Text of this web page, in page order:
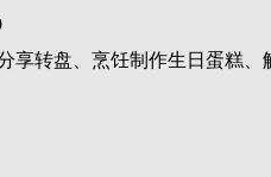
享转盘、烹饪制作生日蛋糕